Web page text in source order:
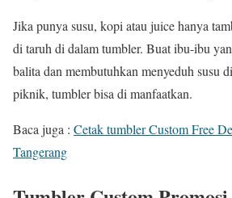
Jika punya susu, kopi atau juice hanya
di taruh di dalam tumbler. Buat ibu-ibu
balita dan membutuhkan menyeduh susu
piknik, tumbler bisa di manfaatkan.
Baca juga : Cetak tumbler Custom Free
Tangerang